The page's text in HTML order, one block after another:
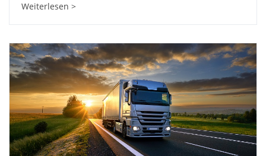
Weiterlesen >